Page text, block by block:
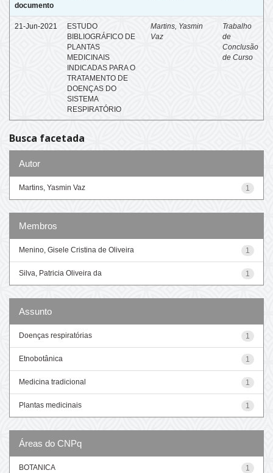
documento
21-Jun-2021
ESTUDO
BIBLIOGRÁFICO DE
PLANTAS
MEDICINAIS
INDICADAS PARA O
TRATAMENTO DE
DOENÇAS DO
SISTEMA
RESPIRATÓRIO
Martins, Yasmin
Vaz
Trabalho
de
Conclusão
de Curso
Busca facetada
Autor
1
Martins, Yasmin Vaz
Membros
1
Menino, Gisele Cristina de Oliveira
1
Silva, Patricia Oliveira da
Assunto
1
Doenças respiratórias
1
Etnobotânica
1
Medicina tradicional
1
Plantas medicinais
Áreas do CNPq
1
BOTANICA